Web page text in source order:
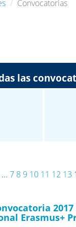
Convocatorias
las
7 8 9 10 11 12 13
Erasmus+